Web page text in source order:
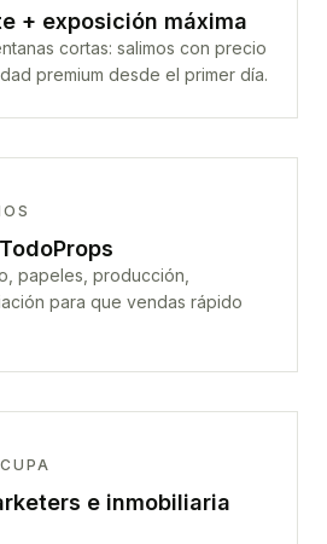
+ exposición máxima
cortas: salimos con precio
premium desde el primer día.
papeles, producción,
para que vendas rápido
e inmobiliaria